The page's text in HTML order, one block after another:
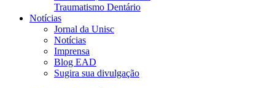
Traumatismo Dentário
Notícias
Jornal da Unisc
Notícias
Imprensa
Blog EAD
Sugira sua divulgação